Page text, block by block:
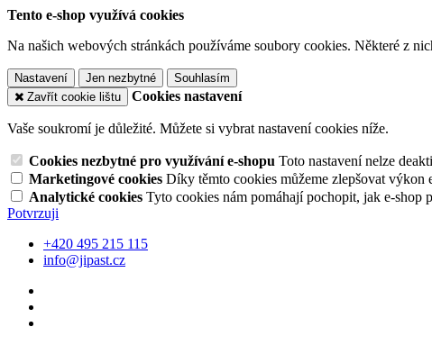
Tento e-shop využívá cookies
Na našich webových stránkách používáme soubory cookies. Některé z
Nastavení Jen nezbytné
Souhlasím
Zavřít cookie lištu
Cookies nastavení
Vaše soukromí je důležité. Můžete si vybrat nastavení cookies níže.
Cookies nezbytné pro využívání e-shopu Toto nastavení nelze
Marketingové cookies Díky těmto cookies můžeme zlepšovat výkon
Analytické cookies Tyto cookies nám pomáhají pochopit, jak e-shop
Potvrzuji
+420 495 215 115
info@jipast.cz